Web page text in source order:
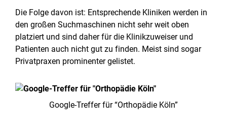
Die Folge davon ist: Entsprechende Kliniken werden in
den großen Suchmaschinen nicht sehr weit oben
platziert und sind daher für die Klinikzuweiser und
Patienten auch nicht gut zu finden. Meist sind sogar
Privatpraxen prominenter gelistet.
Google-Treffer für “Orthopädie Köln”